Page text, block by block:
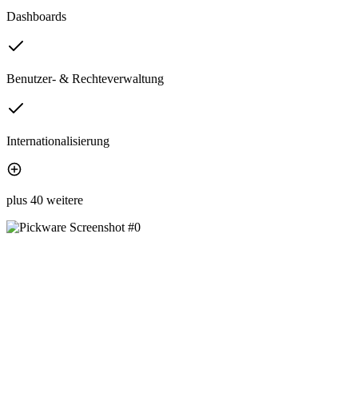
Dashboards
Benutzer- & Rechteverwaltung
Internationalisierung
plus 40 weitere